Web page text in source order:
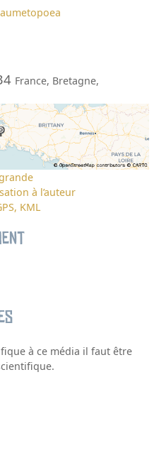
France, Bretagne,
à l’auteur
KML
à ce média il faut être